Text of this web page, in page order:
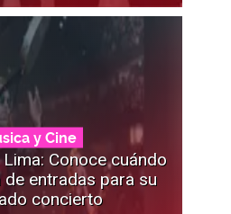
y Cine
Conoce cuándo
de entradas para su
concierto